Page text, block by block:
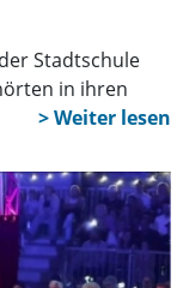
Stadtschule
in ihren